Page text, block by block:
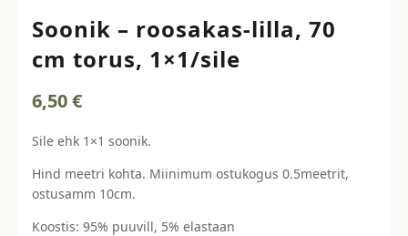
Soonik – roosakas-lilla, 70
cm torus, 1×1/sile
6,50€
Sile ehk 1×1 soonik.
Hind meetri kohta. Miinimum ostukogus 0.5meetrit,
ostusamm 10cm.
Koostis: 95% puuvill, 5% elastaan